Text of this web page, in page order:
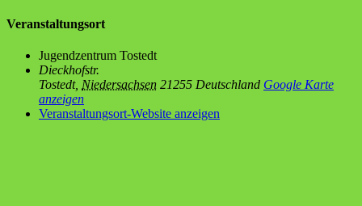
Veranstaltungsort
Jugend­zen­trum Tostedt
Dieckhofstr.
Tostedt, Niedersachsen 21255 Deutschland Google Karte
anzeigen
Veranstaltungsort-Website anzeigen